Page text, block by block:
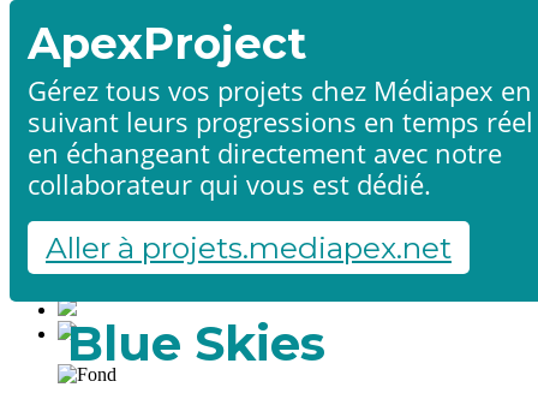
Accueil
Produits & services
Références
Contact
Démarrer un projet
Fr
English
Blue Skies
ApexProject
Gérez tous vos projets chez Médiapex en
suivant leurs progressions en temps
en échangeant directement avec notre
collaborateur qui vous est dédié.
Aller à projets.mediapex.net